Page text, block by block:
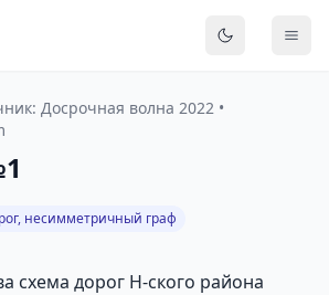
Досрочная волна 2022 •
несимметричный граф
схема дорог Н-ского района